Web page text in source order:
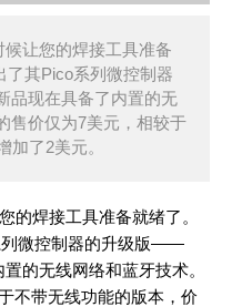
让您的焊接工具准备
了其Pico系列微控制器
现在具备了内置的无
售价仅为7美元，相较于
加了2美元。
的焊接工具准备就绪了。
列微控制器的升级版——
的无线网络和蓝牙技术。
不带无线功能的版本，价